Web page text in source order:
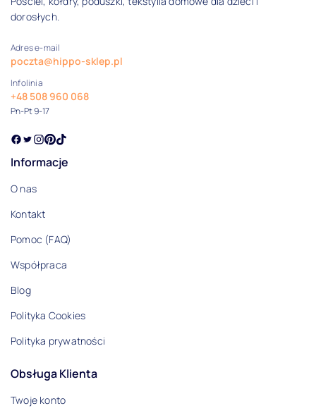
dorosłych.
Adres e-mail
poczta@hippo-sklep.pl
Infolinia
+48 508 960 068
Pn-Pt 9-17
Informacje
O nas
Kontakt
Pomoc (FAQ)
Współpraca
Blog
Polityka Cookies
Polityka prywatności
Obsługa Klienta
Twoje konto